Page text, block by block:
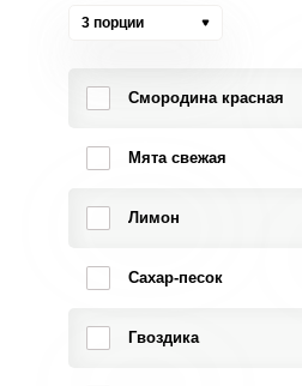
3 порции
Смородина красная
Мята свежая
Лимон
Сахар-песок
Гвоздика